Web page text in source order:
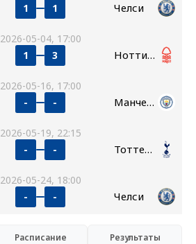
1 1 Челси
2026-05-04, 17:00
1 3 Ноттингем Форест
2026-05-16, 17:00
- - Манчестер Сити
2026-05-19, 22:15
- - Тоттенхэм
2026-05-24, 18:00
- - Челси
Расписание Результаты